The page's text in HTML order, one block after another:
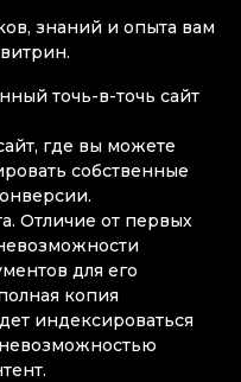
знаний и опыта вам
точь-в-точь сайт
где вы можете
собственные
Отличие от первых
для его
копия
индексироваться